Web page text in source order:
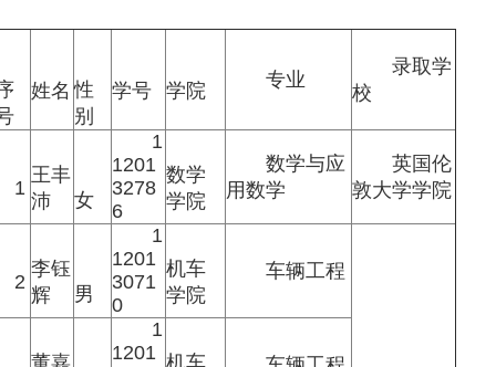
姓名 性
别
学号 学院 专业
录取学
校
王丰
沛
女
1
1201
3278
6
数学
学院
数学与应
用数学
英国伦
敦大学学院
李钰
辉
男
1
1201
3071
0
机车
学院
车辆工程
董嘉
1
1201 机车